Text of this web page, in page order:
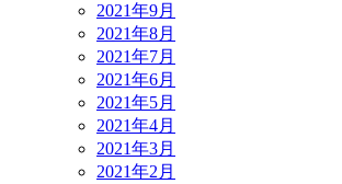
2021年9月
2021年8月
2021年7月
2021年6月
2021年5月
2021年4月
2021年3月
2021年2月